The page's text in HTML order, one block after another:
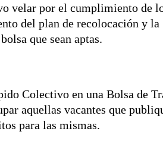
velar por el cumplimiento de
del plan de recolocación y la
que sean aptas.
Colectivo en una Bolsa de
aquellas vacantes que
para las mismas.